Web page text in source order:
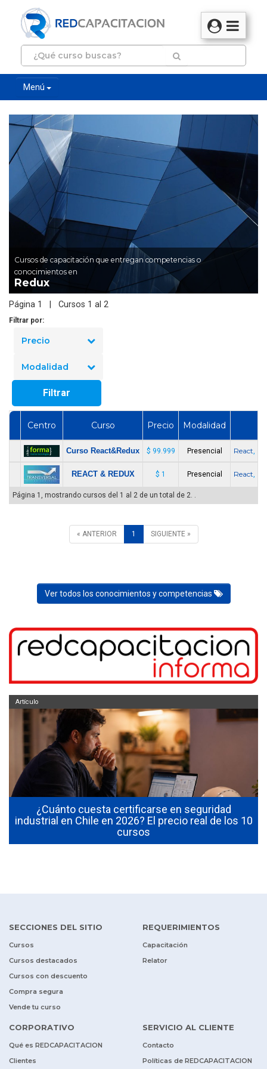
Menú
Cursos de capacitación que entregan competencias o
conocimientos en
Redux
Página 1 | Cursos 1 al 2
Filtrar por:
Precio
Modalidad
Filtrar
Centro Curso Precio Modalidad
Curso React&Redux $ 99.999 Presencial React,
REACT & REDUX $ 1 Presencial React,
Página 1, mostrando cursos del 1 al 2 de un total de 2. .
« ANTERIOR 1 SIGUIENTE »
Ver todos los conocimientos y competencias
¿Cuánto cuesta certificarse en seguridad
industrial en Chile en 2026? El precio real de los 10
cursos
Artículo
SECCIONES DEL SITIO
Cursos
Cursos destacados
Cursos con descuento
Compra segura
Vende tu curso
REQUERIMIENTOS
Capacitación
Relator
CORPORATIVO
Qué es REDCAPACITACION
Clientes
SERVICIO AL CLIENTE
Contacto
Políticas de REDCAPACITACION